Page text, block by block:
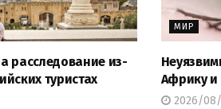
расследование из-
туристах
МИР
Африку и
2026/08/